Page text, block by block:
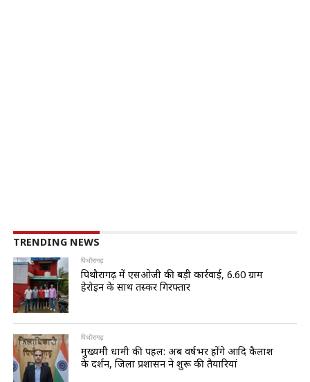
TRENDING NEWS
पिथौरागढ़
पिथौरागढ़ में एसओजी की बड़ी कार्रवाई, 6.60 ग्राम
हेरोइन के साथ तस्कर गिरफ्तार
पिथौरागढ़
मुख्यमंत्री धामी की पहल: अब वर्षभर होंगे आदि कैलाश
के दर्शन, जिला प्रशासन ने शुरू की तैयारियां